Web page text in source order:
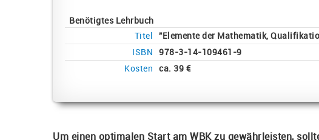
Benötigtes Lehrbuch
Titel "Elemente der Mathematik,
ISBN 978-3-14-109461-9
Kosten ca. 39 €
Um einen optimalen Start am WBK zu gewährleisten,